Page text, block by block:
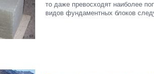
то даже превосходят наиболее
видов фундаментных блоков